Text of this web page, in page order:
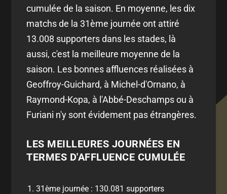
cumulée de la saison. En moyenne, les dix
matchs de la 31ème journée ont attiré
13.008 supporters dans les stades, là
aussi, c'est la meilleure moyenne de la
saison. Les bonnes affluences réalisées à
Geoffroy-Guichard, à Michel-d'Ornano, à
Raymond-Kopa, à l'Abbé-Deschamps ou à
Furiani n'y sont évidement pas étrangères.
LES MEILLEURES JOURNÉES EN
TERMES D'AFFLUENCE CUMULÉE
31ème journée : 130.081 supporters